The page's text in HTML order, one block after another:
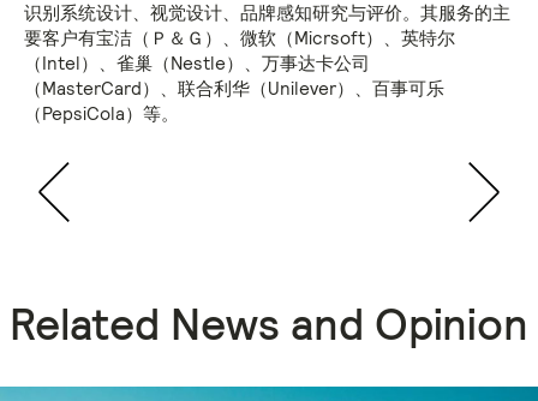
识别系统设计、视觉设计、品牌感知研究与评价。其服务的主
要客户有宝洁（Ｐ＆Ｇ）、微软（Micrsoft）、英特尔
（Intel）、雀巢（Nestle）、万事达卡公司
（MasterCard）、联合利华（Unilever）、百事可乐
（PepsiCola）等。
Related News and Opinion